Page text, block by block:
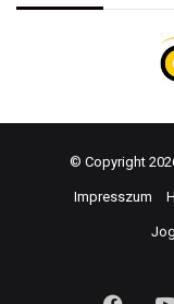
© Copyright
Impresszum